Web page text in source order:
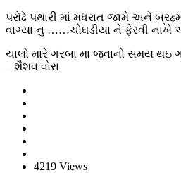
પરોઢે પથારી માં મધરાત જામે અને
વાગ્યા નુ ……ચોઘડીયા ને ફેરવી નાખે
ચાલો મારે ગરબા મા જવાનો સમય થઇ
– શૈશવ વોરા
4219 Views